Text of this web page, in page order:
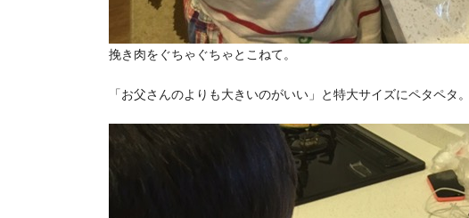
挽き肉をぐちゃぐちゃとこねて。
「お父さんのよりも大きいのがいい」と特大サイズにペタペタ。